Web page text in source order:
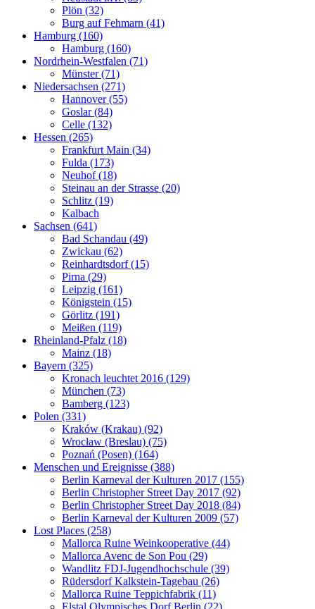
Plön (32)
Burg auf Fehmarn (41)
Hamburg (160)
Hamburg (160)
Nordrhein-Westfalen (71)
Münster (71)
Niedersachsen (271)
Hannover (55)
Goslar (84)
Celle (132)
Hessen (265)
Frankfurt Main (34)
Fulda (173)
Neuhof (18)
Steinau an der Strasse (20)
Schlitz (19)
Kalbach
Sachsen (641)
Bad Schandau (49)
Zwickau (62)
Reinhardtsdorf (15)
Pirna (29)
Leipzig (161)
Königstein (15)
Görlitz (191)
Meißen (119)
Rheinland-Pfalz (18)
Mainz (18)
Bayern (325)
Kronach leuchtet 2016 (129)
München (73)
Bamberg (123)
Polen (331)
Kraków (Krakau) (92)
Wrocław (Breslau) (75)
Poznań (Posen) (164)
Menschen und Ereignisse (388)
Berlin Karneval der Kulturen 2017 (155)
Berlin Christopher Street Day 2017 (92)
Berlin Christopher Street Day 2018 (84)
Berlin Karneval der Kulturen 2009 (57)
Lost Places (258)
Mallorca Ruine Weinkooperative (44)
Mallorca Avenc de Son Pou (29)
Wandlitz FDJ-Jugendhochschule (39)
Rüdersdorf Kalkstein-Tagebau (26)
Mallorca Ruine Teppichfabrik (11)
Elstal Olympisches Dorf Berlin (22)